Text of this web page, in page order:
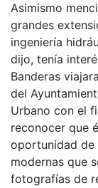
Asimismo
grandes
ingeniería
dijo, tenía
Banderas
del
Urbano con el
reconocer que
oportunidad de
modernas que
fotografías de